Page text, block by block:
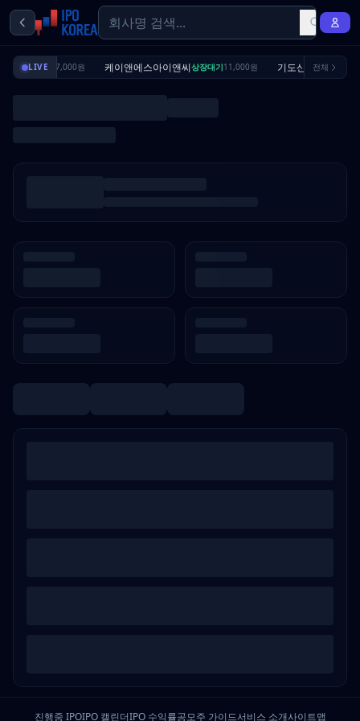
LIVE
상장대기 7,000원 케이앤에스아이앤씨상장대기11,000원 기도산업수요예측완
전체
진행중 IPOIPO 캘린더IPO 수익률공모주 가이드서비스 소개사이트맵